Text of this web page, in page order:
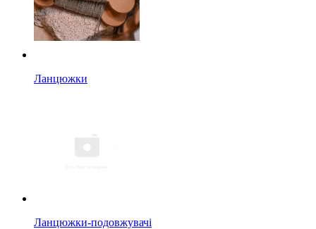
Ланцюжки
Ланцюжки-подовжувачі